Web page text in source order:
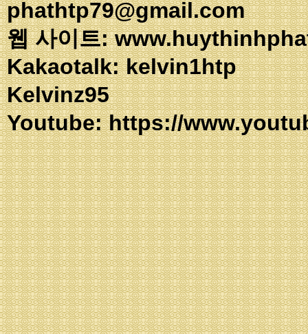
phathtp79@gmail.com
웹 사이트:
Kakaotalk:
Kelvinz95
Youtube:https://